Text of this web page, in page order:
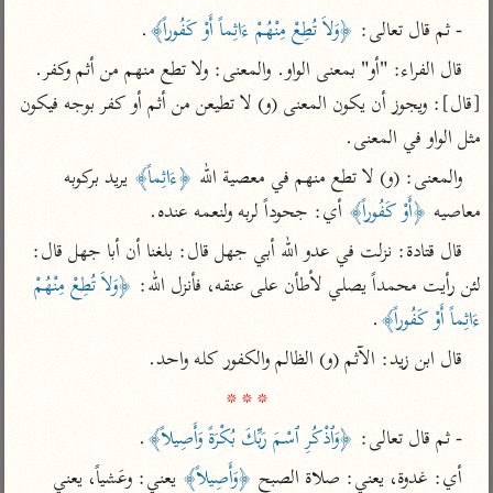
جمع الأقوال
تفسير ابن الجوزي
تفسير الماوردي
منتقاة
تفسير ابن القيم
تفسير ابن تيمية
عامّة
تفسير السمعاني
تفسير مكّي
للقاسمي
تفسير الثعالبي
تفسير الرازي
أخرى
نظم الدرر للبقاعي
لغة وبلاغة
التحرير والتنوير
عطية
البحر المحيط لأبي
حيان
البسيط للواحدي
تفسير ابن عثيمين
مركَّزة العبارة
جامع البيان للإيجي
تفسير النسفي
الوجيز للواحدي
المأثور
- ثم قال تعالى: ﴿وَلاَ تُطِعْ مِنْهُمْ ءَاثِماً أَوْ كَفُوراً﴾.
مثل الواو في المعنى.
والمعنى: (و) لا تطع منهم في معصية الله ﴿ءَاثِماً﴾
معاصيه ﴿أَوْ كَفُوراً﴾ أي: جحوداً لربه ولنعمه عنده.
لئن رأيت محمداً يصلي لأطأن على عنقه، فأنزل الله:
ءَاثِماً أَوْ كَفُوراً﴾.
قال ابن زيد: الآثم (و) الظالم والكفور كله واحد.
* * *
- ثم قال تعالى: ﴿وَٱذْكُرِ ٱسْمَ رَبِّكَ بُكْرَةً وَأَصِيلاً﴾.
أي: غدوة، يعني: صلاة الصبح ﴿وَأَصِيلاً﴾